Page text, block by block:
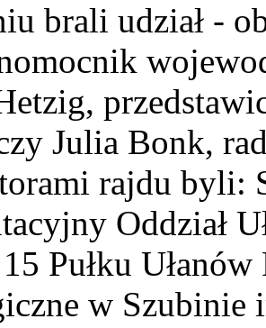
brali udział -
Julia Bonk,
rajdu byli:
Oddział
Pułku
w